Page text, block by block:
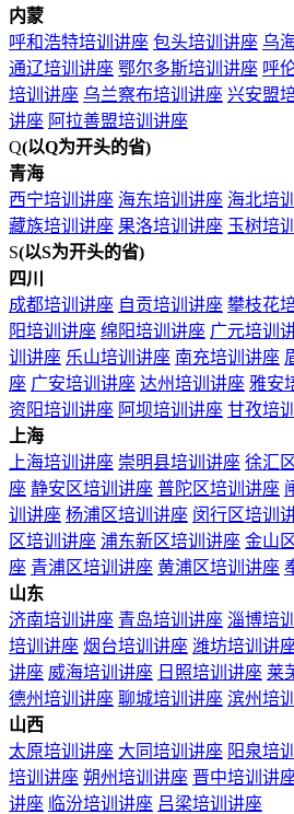
内蒙
呼和浩特培训讲座 包头培训讲座 乌
通辽培训讲座 鄂尔多斯培训讲座 呼
培训讲座 乌兰察布培训讲座 兴安盟
讲座 阿拉善盟培训讲座
Q(以Q为开头的省)
青海
西宁培训讲座 海东培训讲座 海北培
藏族培训讲座 果洛培训讲座 玉树培
S(以S为开头的省)
四川
成都培训讲座 自贡培训讲座 攀枝花
阳培训讲座 绵阳培训讲座 广元培训
训讲座 乐山培训讲座 南充培训讲座
座 广安培训讲座 达州培训讲座 雅安
资阳培训讲座 阿坝培训讲座 甘孜培
上海
上海培训讲座 崇明县培训讲座 徐汇
座 静安区培训讲座 普陀区培训讲座
训讲座 杨浦区培训讲座 闵行区培训
区培训讲座 浦东新区培训讲座 金山
座 青浦区培训讲座 黄浦区培训讲座
山东
济南培训讲座 青岛培训讲座 淄博培
培训讲座 烟台培训讲座 潍坊培训讲
讲座 威海培训讲座 日照培训讲座 莱
德州培训讲座 聊城培训讲座 滨州培
山西
太原培训讲座 大同培训讲座 阳泉培
培训讲座 朔州培训讲座 晋中培训讲
讲座 临汾培训讲座 吕梁培训讲座